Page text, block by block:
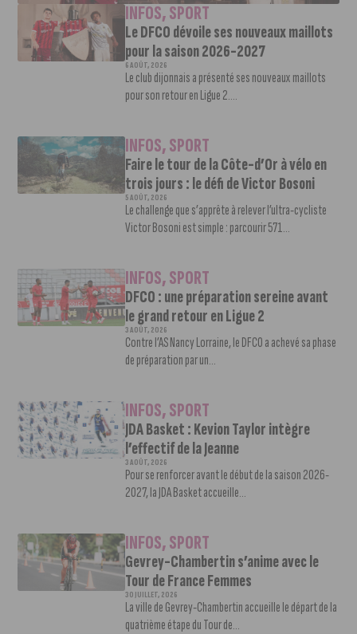
INFOS,SPORT
Le DFCO dévoile ses nouveaux maillots
pour la saison 2026-2027
6 AOÛT, 2026
Le club dijonnais a présenté ses nouveaux maillots
pour son retour en Ligue 2....
INFOS,SPORT
Faire le tour de la Côte-d’Or à vélo en
trois jours : le défi de Victor Bosoni
5 AOÛT, 2026
Le challenge que s’apprête à relever l’ultra-cycliste
Victor Bosoni est simple : parcourir 571...
INFOS,SPORT
DFCO : une préparation sereine avant
le grand retour en Ligue 2
3 AOÛT, 2026
Contre l’AS Nancy Lorraine, le DFCO a achevé sa phase
de préparation par un...
INFOS,SPORT
JDA Basket : Kevion Taylor intègre
l’effectif de la Jeanne
3 AOÛT, 2026
Pour se renforcer avant le début de la saison 2026-
2027, la JDA Basket accueille...
INFOS,SPORT
Gevrey-Chambertin s’anime avec le
Tour de France Femmes
30 JUILLET, 2026
La ville de Gevrey-Chambertin accueille le départ de la
quatrième étape du Tour de...